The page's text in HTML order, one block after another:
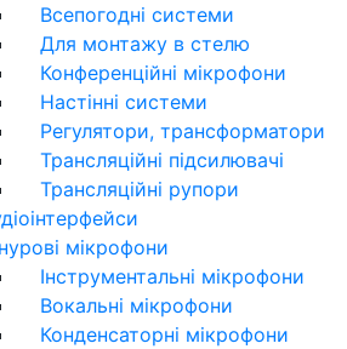
Всепогодні системи
Для монтажу в стелю
Конференційні мікрофони
Настінні системи
Регулятори, трансформатори
Трансляційні підсилювачі
Трансляційні рупори
мікрофони
Інструментальні мікрофони
Вокальні мікрофони
Конденсаторні мікрофони